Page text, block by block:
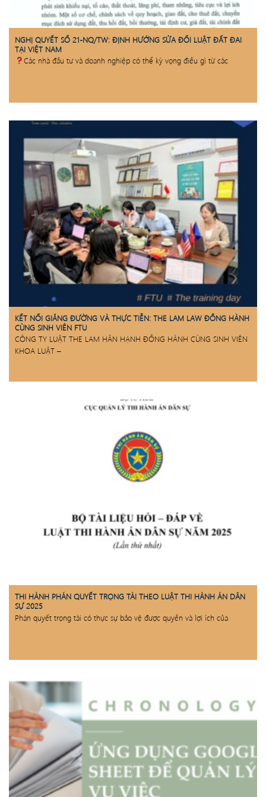
NGHỊ QUYẾT SỐ 21-NQ/TW: ĐỊNH HƯỚNG SỬA ĐỔI LUẬT ĐẤT ĐAI
TẠI VIỆT NAM
Các nhà đầu tư và doanh nghiệp có thể kỳ vọng điều gì từ các
KẾT NỐI GIẢNG ĐƯỜNG VÀ THỰC TIỄN: THE LAM LAW ĐỒNG HÀNH
CÙNG SINH VIÊN FTU
CÔNG TY LUẬT THE LAM HÂN HẠNH ĐỒNG HÀNH CÙNG SINH VIÊN
KHOA LUẬT –
THI HÀNH PHÁN QUYẾT TRỌNG TÀI THEO LUẬT THI HÀNH ÁN DÂN
SỰ 2025
Phán quyết trọng tài có thực sự bảo vệ được quyền và lợi ích của